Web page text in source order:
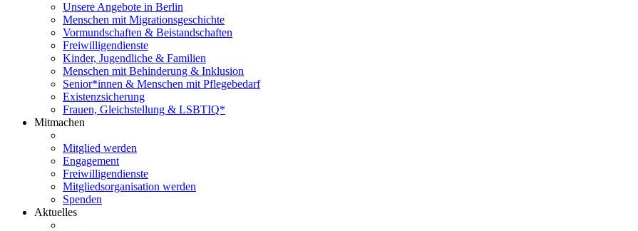
Unsere Angebote in Berlin
Menschen mit Migrationsgeschichte
Vormundschaften & Beistandschaften
Freiwilligendienste
Kinder, Jugendliche & Familien
Menschen mit Behinderung & Inklusion
Senior*innen & Menschen mit Pflegebedarf
Existenzsicherung
Frauen, Gleichstellung & LSBTIQ*
Mitmachen
Mitglied werden
Engagement
Freiwilligendienste
Mitgliedsorganisation werden
Spenden
Aktuelles